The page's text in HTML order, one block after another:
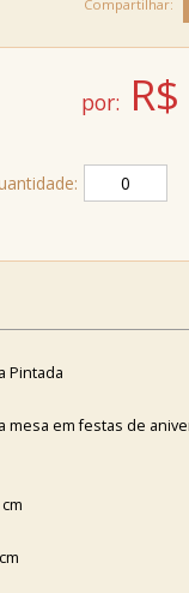
por: R$
Pintada
mesa em festas de